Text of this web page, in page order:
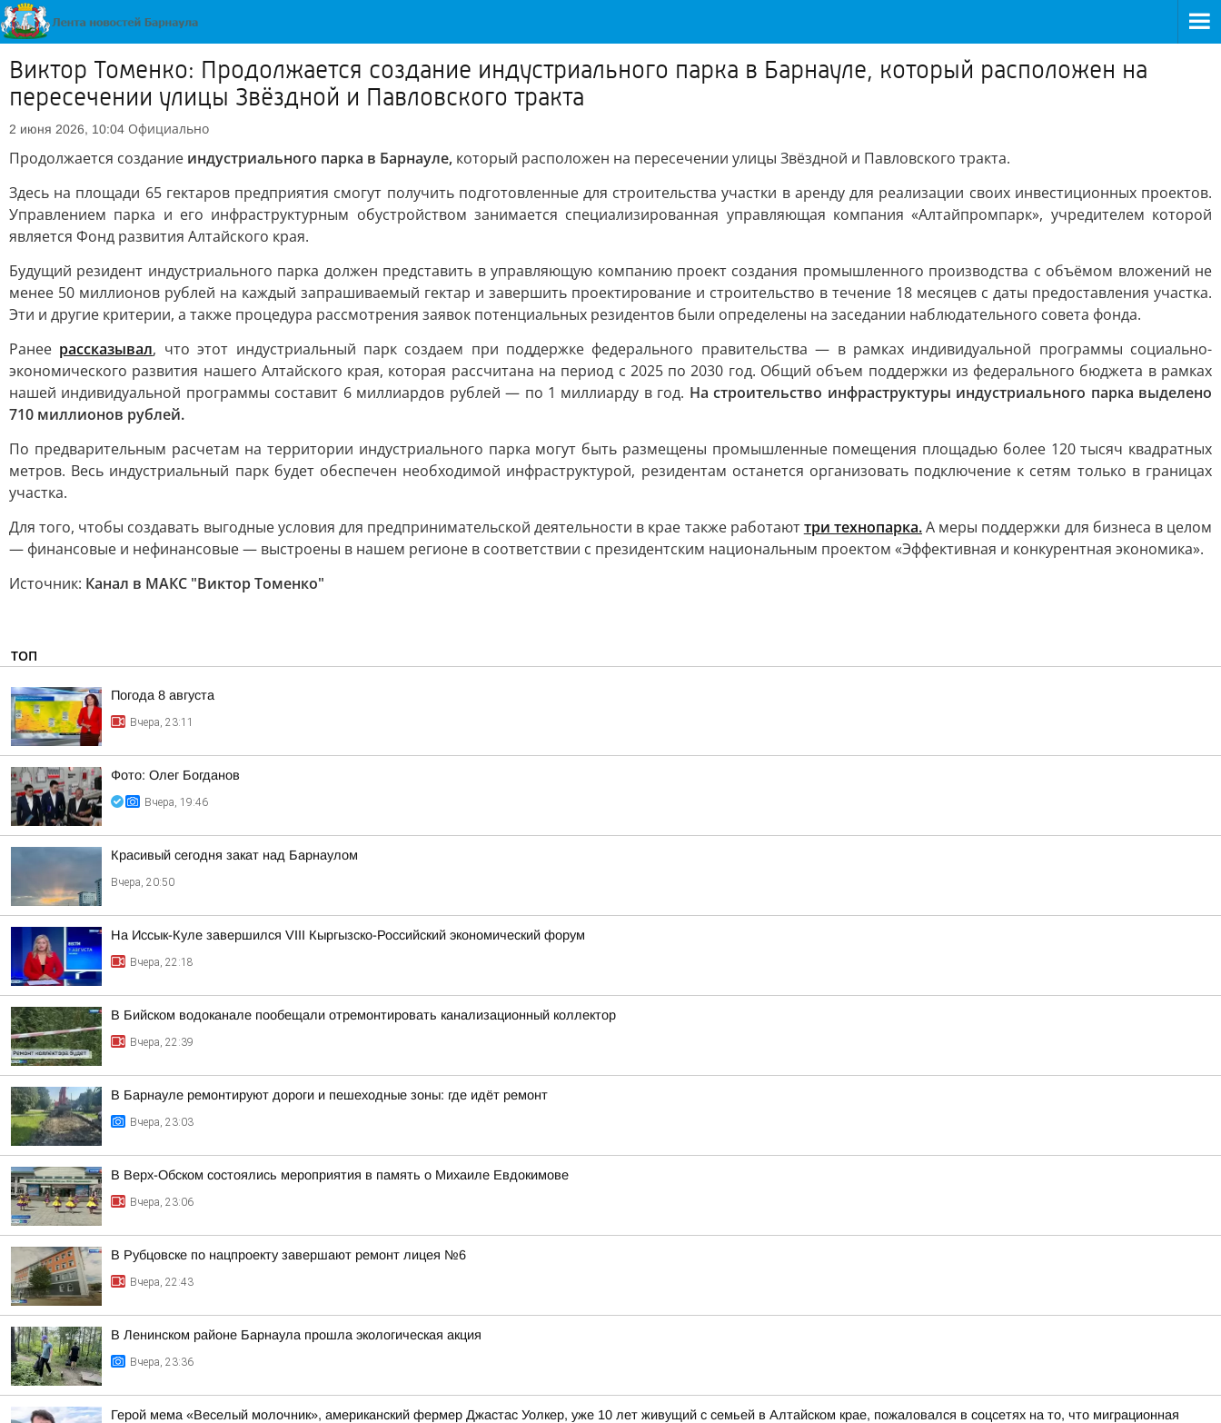
Виктор Томенко: Продолжается создание индустриального парка в Барнауле, который расположен на
пересечении улицы Звёздной и Павловского тракта
2 июня 2026, 10:04 Официально
Продолжается создание индустриального парка в Барнауле, который расположен на пересечении улицы Звёздной и Павловского тракта.
Здесь на площади 65 гектаров предприятия смогут получить подготовленные для строительства участки в аренду для реализации своих инвестиционных проектов.
Управлением парка и его инфраструктурным обустройством занимается специализированная управляющая компания «Алтайпромпарк», учредителем которой
является Фонд развития Алтайского края.
Будущий резидент индустриального парка должен представить в управляющую компанию проект создания промышленного производства с объёмом вложений не
менее 50 миллионов рублей на каждый запрашиваемый гектар и завершить проектирование и строительство в течение 18 месяцев с даты предоставления участка.
Эти и другие критерии, а также процедура рассмотрения заявок потенциальных резидентов были определены на заседании наблюдательного совета фонда.
Ранее рассказывал, что этот индустриальный парк создаем при поддержке федерального правительства — в рамках индивидуальной программы социально-
экономического развития нашего Алтайского края, которая рассчитана на период с 2025 по 2030 год. Общий объем поддержки из федерального бюджета в рамках
нашей индивидуальной программы составит 6 миллиардов рублей — по 1 миллиарду в год. На строительство инфраструктуры индустриального парка выделено
710 миллионов рублей.
По предварительным расчетам на территории индустриального парка могут быть размещены промышленные помещения площадью более 120 тысяч квадратных
метров. Весь индустриальный парк будет обеспечен необходимой инфраструктурой, резидентам останется организовать подключение к сетям только в границах
участка.
Для того, чтобы создавать выгодные условия для предпринимательской деятельности в крае также работаюттри технопарка.А меры поддержки для бизнеса в целом
— финансовые и нефинансовые — выстроены в нашем регионе в соответствии с президентским национальным проектом «Эффективная и конкурентная экономика».
Источник: Канал в МАКС "Виктор Томенко"
ТОП
Погода 8 августа
Вчера, 23:11
Фото: Олег Богданов
Вчера, 19:46
Красивый сегодня закат над Барнаулом
Вчера, 20:50
На Иссык-Куле завершился VIII Кыргызско-Российский экономический форум
Вчера, 22:18
В Бийском водоканале пообещали отремонтировать канализационный коллектор
Вчера, 22:39
В Барнауле ремонтируют дороги и пешеходные зоны: где идёт ремонт
Вчера, 23:03
В Верх-Обском состоялись мероприятия в память о Михаиле Евдокимове
Вчера, 23:06
В Рубцовске по нацпроекту завершают ремонт лицея №6
Вчера, 22:43
В Ленинском районе Барнаула прошла экологическая акция
Вчера, 23:36
Герой мема «Веселый молочник», американский фермер Джастас Уолкер, уже 10 лет живущий с семьей в Алтайском крае, пожаловался в соцсетях на то, что миграционная